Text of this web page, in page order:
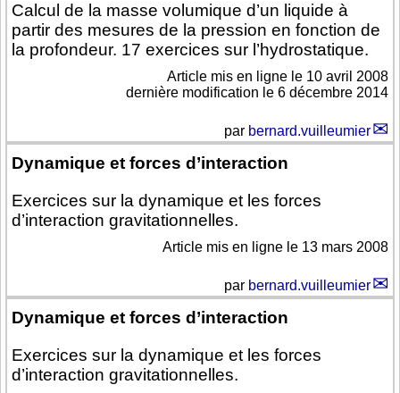
Calcul de la masse volumique d’un liquide à
partir des mesures de la pression en fonction de
la profondeur. 17 exercices sur l’hydrostatique.
Article mis en ligne le 10 avril 2008
dernière modification le 6 décembre 2014
par bernard.vuilleumier
Dynamique et forces d’interaction
Exercices sur la dynamique et les forces
d’interaction gravitationnelles.
Article mis en ligne le 13 mars 2008
par bernard.vuilleumier
Dynamique et forces d’interaction
Exercices sur la dynamique et les forces
d’interaction gravitationnelles.